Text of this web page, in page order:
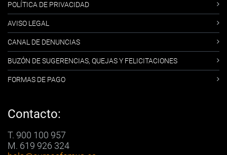
POLÍTICA DE PRIVACIDAD
AVISO LEGAL
CANAL DE DENUNCIAS
BUZÓN DE SUGERENCIAS, QUEJAS Y FELICITACIONES
FORMAS DE PAGO
Contacto:
T. 900 100 957
M. 619 926 324